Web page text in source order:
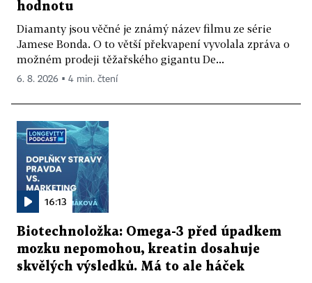
hodnotu
Diamanty jsou věčné je známý název filmu ze série
Jamese Bonda. O to větší překvapení vyvolala zpráva o
možném prodeji těžařského gigantu De...
6. 8. 2026 ▪ 4 min. čtení
16:13
Biotechnoložka: Omega-3 před úpadkem
mozku nepomohou, kreatin dosahuje
skvělých výsledků. Má to ale háček